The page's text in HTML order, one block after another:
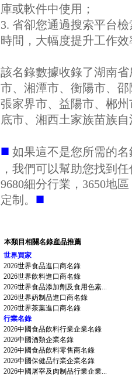
庫或軟件中使用；
3. 省卻您通過搜索平台
時間，大幅度提升工作效
該名錄數據收錄了湖南
市、湘潭市、衡陽市、
張家界市、益陽市、郴
底市、湘西土家族苗族
■ 如果這不是您所需的
，我們可以幫助您找到
9680細分行業，3650地
定制。 ■
本類目相關名錄産品推薦
世界買家
2026世界食品進口商名錄
2026世界飲料進口商名錄
2026世界食品添加劑及食用色素...
2026世界奶制品進口商名錄
2026世界茶葉進口商名錄
行業名錄
2026中國食品飲料行業企業名錄
2026中國酒類企業名錄
2026中國食品飲料零售商名錄
2026中國保健品行業企業名錄
2026中國屠宰及肉制品行業企業...